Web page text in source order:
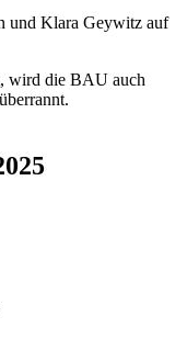
wird die BAU auch